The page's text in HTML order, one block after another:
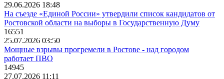
29.06.2026 18:48
На съезде «Единой России» утвердили список кандидатов от
Ростовской области на выборы в Государственную Думу
16551
25.07.2026 03:50
Мощные взрывы прогремели в Ростове - над городом
работает ПВО
14945
27.07.2026 11:11